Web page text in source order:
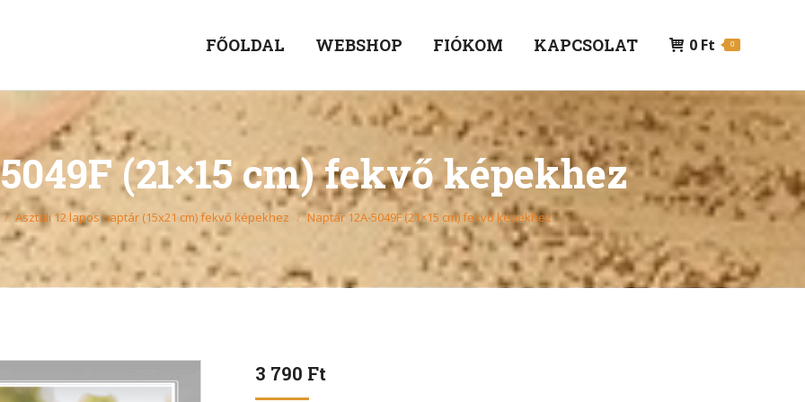
FŐOLDAL WEBSHOP FIÓKOM KAPCSOLAT 0 Ft 0
(21×15 cm) fekvő képekhez
Asztali 12 lapos naptár (15x21 cm) fekvő képekhez Naptár 12A-5049F (21×15 cm) fekvő képekhez
3 790 Ft